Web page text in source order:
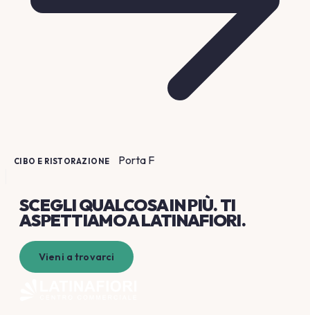
CIBO E RISTORAZIONE Porta F
SCEGLI QUALCOSAIN PIÙ. TI
ASPETTIAMO A LATINAFIORI.
Vieni a trovarci